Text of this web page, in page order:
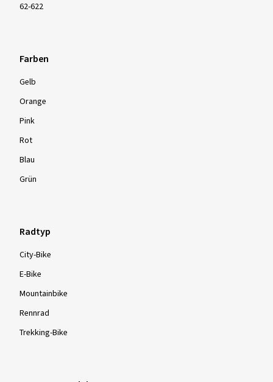
62-622
Farben
Gelb
Orange
Pink
Rot
Blau
Grün
Radtyp
City-Bike
E-Bike
Mountainbike
Rennrad
Trekking-Bike